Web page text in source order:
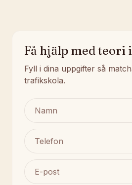
Få hjälp med teori
Fyll i dina uppgifter så
trafikskola.